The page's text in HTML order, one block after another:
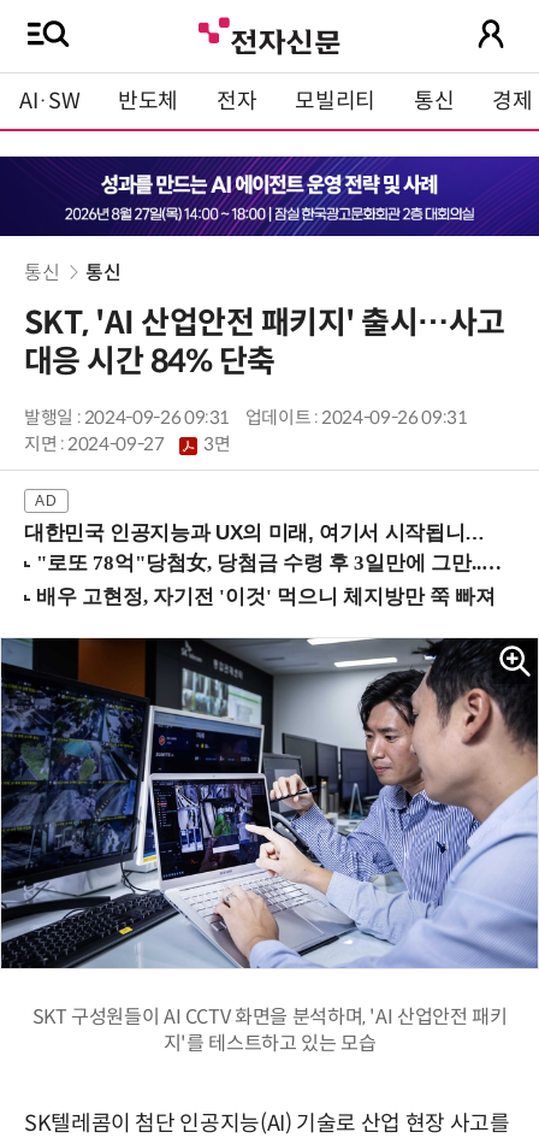
AI·SW 반도체 전자 모빌리티 통신 경제
통신 통신
SKT, 'AI 산업안전 패키지' 출시…사고
대응 시간 84% 단축
발행일 : 2024-09-26 09:31
업데이트 : 2024-09-26 09:31
지면 :2024-09-27 3면
대한민국 인공지능과 UX의 미래, 여기서 시작됩니다! (9/2 강남역)
SKT 구성원들이 AI CCTV 화면을 분석하며, 'AI 산업안전 패키
지'를 테스트하고 있는 모습
SK텔레콤이 첨단 인공지능(AI) 기술로 산업 현장 사고를